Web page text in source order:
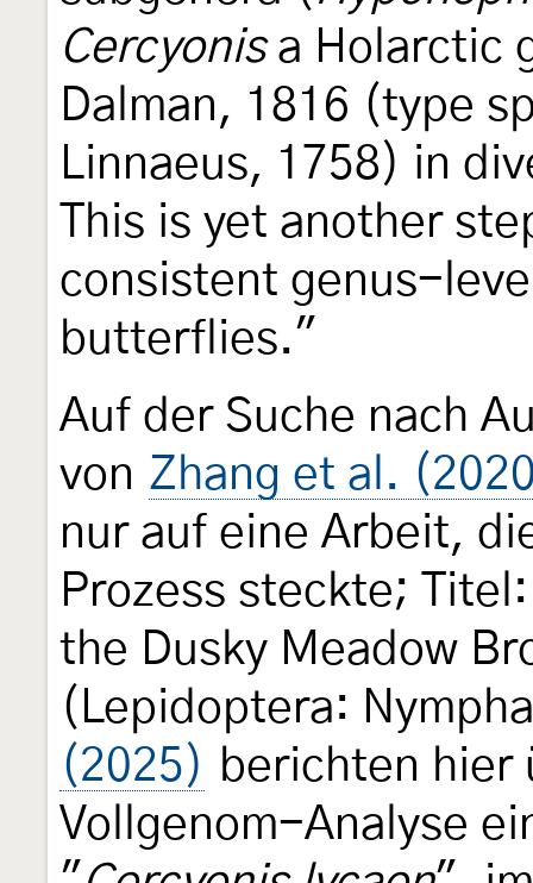
Cercyonisa Holarctic
Dalman, 1816 (type
Linnaeus, 1758) in
This is yet another
consistent genus-
butterflies."
Auf der Suche nach
von Zhang et al.
nur auf eine Arbeit,
Prozess steckte;
the Dusky Meadow
(Lepidoptera:
(2025) berichten hier
Vollgenom-Analyse